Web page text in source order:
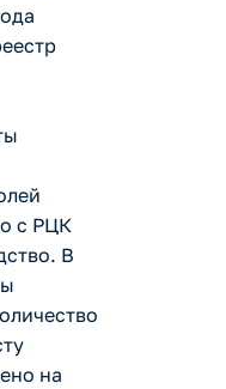
с РЦК
В
на